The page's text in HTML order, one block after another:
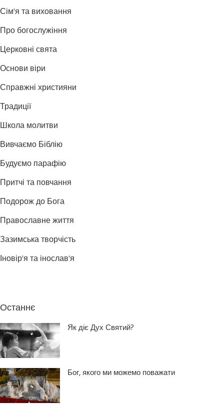
Сім'я та виховання
Про богослужіння
Церковні свята
Основи віри
Справжні християни
Традиції
Школа молитви
Вивчаємо Біблію
Будуємо парафію
Притчі та повчання
Подорож до Бога
Православне життя
Зазимська творчість
Іновір'я та інослав'я
Останнє
Як діє Дух Святий?
Бог, якого ми можемо поважати